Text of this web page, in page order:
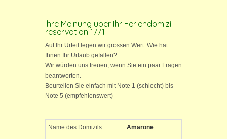
Ihre Meinung über Ihr Feriendomizil
reservation 1771
Auf Ihr Urteil legen wir grossen Wert. Wie hat
Ihnen Ihr Urlaub gefallen?
Wir würden uns freuen, wenn Sie ein paar Fragen
beantworten.
Beurteilen Sie einfach mit Note 1 (schlecht) bis
Note 5 (empfehlenswert)
Name des Domizils: Amarone